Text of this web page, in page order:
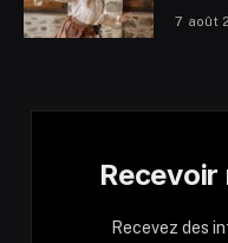
7 août
Recevez des